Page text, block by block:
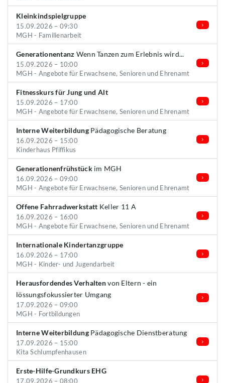
Kleinkindspielgruppe
15.09.2026 – 09:30
MGH - Familienarbeit
Generationentanz Wenn Tanzen zum Erlebnis wird...
15.09.2026 – 10:00
MGH - Angebote für Erwachsene, Senioren und Ehrenamt
Fitnesskurs für Jung und Alt
15.09.2026 – 17:00
MGH - Angebote für Erwachsene, Senioren und Ehrenamt
Interne WeiterbildungPädagogische Beratung
16.09.2026 – 15:00
Kinderhaus Pfiffikus
Generationenfrühstückim MGH
16.09.2026 – 09:00
MGH - Angebote für Erwachsene, Senioren und Ehrenamt
Offene Fahrradwerkstatt Keller 11 A
16.09.2026 – 16:00
MGH - Angebote für Erwachsene, Senioren und Ehrenamt
Internationale Kindertanzgruppe
16.09.2026 – 17:00
MGH - Kinder- und Jugendarbeit
Herausfordendes Verhaltenvon Eltern - ein
lössungsfokussierter Umgang
17.09.2026 – 09:00
MGH - Fortbildungen
Interne WeiterbildungPädagogische Dienstberatung
17.09.2026 – 15:00
Kita Schlumpfenhausen
Erste-Hilfe-Grundkurs EHG
17.09.2026 – 08:00